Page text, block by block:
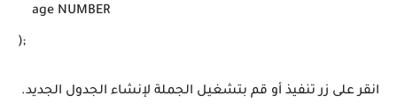
    age NUMBER
);
انقر على زر تنفيذ أو قم بتشغيل الجملة لإنشاء الجدول الجديد.